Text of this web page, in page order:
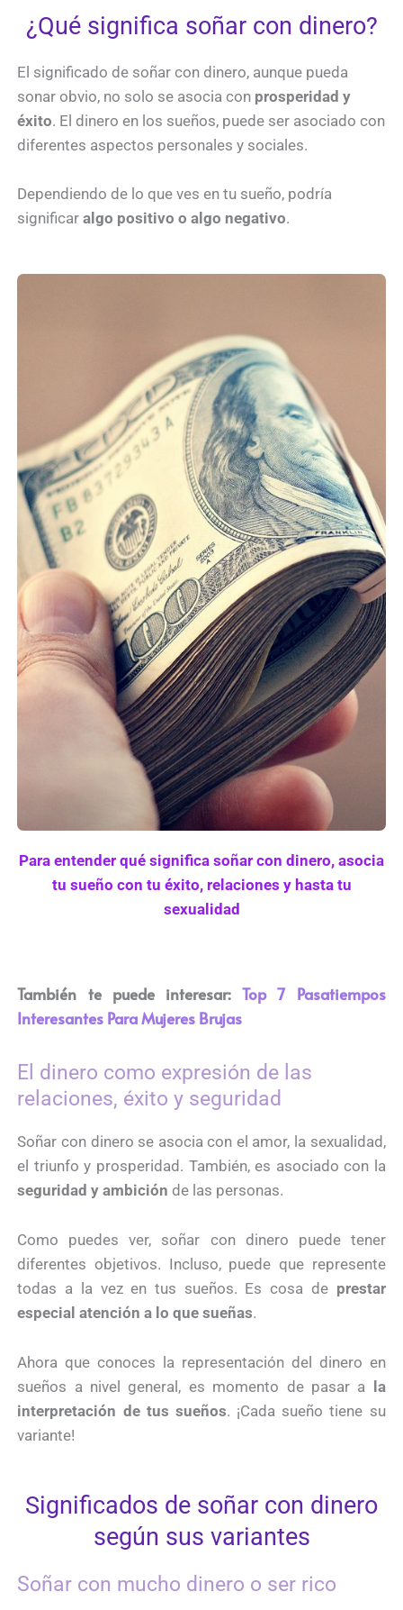
¿Qué significa soñar con dinero?
El significado de soñar con dinero, aunque pueda
sonar obvio, no solo se asocia con prosperidad y
éxito. El dinero en los sueños, puede ser asociado con
diferentes aspectos personales y sociales.
Dependiendo de lo que ves en tu sueño, podría
significaralgo positivo o algo negativo.
Para entender qué significa soñar con dinero, asocia
tu sueño con tu éxito, relaciones y hasta tu
sexualidad
También te puede interesar:Top 7 Pasatiempos
Interesantes Para Mujeres Brujas
El dinero como expresión de las
relaciones, éxito y seguridad
Soñar con dinero se asocia con el amor, la sexualidad,
el triunfo y prosperidad. También, es asociado con la
seguridad y ambición de las personas.
Como puedes ver, soñar con dinero puede tener
diferentes objetivos. Incluso, puede que represente
todas a la vez en tus sueños. Es cosa de prestar
especial atención a lo que sueñas.
Ahora que conoces la representación del dinero en
sueños a nivel general, es momento de pasar a la
interpretación de tus sueños. ¡Cada sueño tiene su
variante!
Significados de soñar con dinero
según sus variantes
Soñar con mucho dinero o ser rico